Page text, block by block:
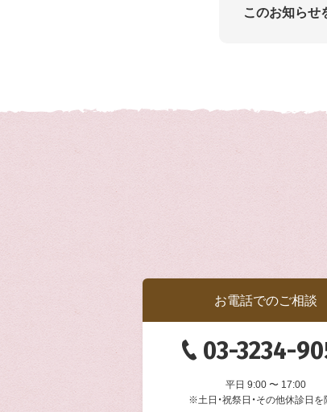
このお知らせ
お電話でのご相談
03-3234-
平日 9:00 〜 17:00
※土日・祝祭日・その他休診日を